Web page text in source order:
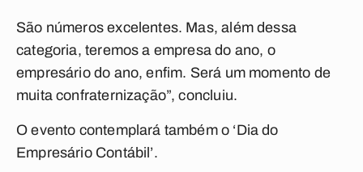
São números excelentes. Mas, além dessa
categoria, teremos a empresa do ano, o
empresário do ano, enfim. Será um momento de
muita confraternização”, concluiu.
O evento contemplará também o ‘Dia do
Empresário Contábil’.